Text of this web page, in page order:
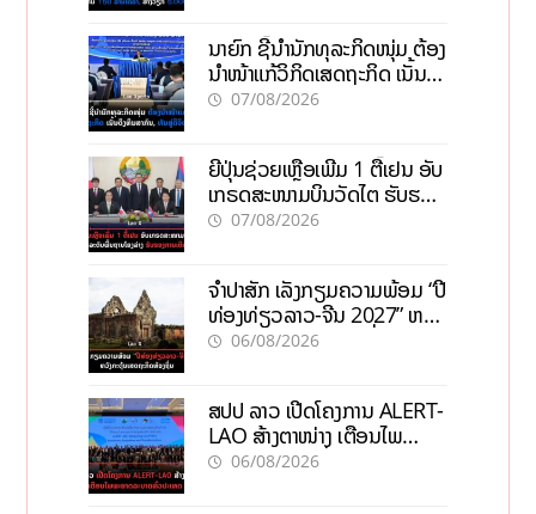
ນາຍົກ ຊີ້ນຳນັກທຸລະກິດໜຸ່ມ ຕ້ອງ
ນຳໜ້າແກ້ວິກິດເສດຖະກິດ ເນັ້ນດຶງ
ທຶນສາກົນ, ຫັນສູ່ດິຈິຕອນ
07/08/2026
ຍີ່ປຸ່ນຊ່ວຍເຫຼືອເພີ່ມ 1 ຕື້ເຢນ ອັບ
ເກຣດສະໜາມບິນວັດໄຕ ຮັບຮອງ
ການເຕີບໂຕ
07/08/2026
ຈຳປາສັກ ເລັ່ງກຽມຄວາມພ້ອມ “ປີ
ທ່ອງທ່ຽວລາວ-ຈີນ 2027” ຫວັງ
ກະຕຸ້ນເສດຖະກິດທ້ອງຖິ່ນ
06/08/2026
ສປປ ລາວ ເປີດໂຄງການ ALERT-
LAO ສ້າງຕາໜ່າງ ເຕືອນໄພ
ພະຍາດລະບາດທົ່ວປະເທດ
06/08/2026